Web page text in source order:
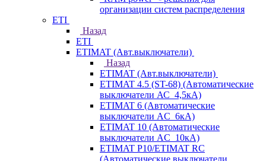
организации систем распределения
ETI
Назад
ETI
ETIMAT (Авт.выключатели)
Назад
ETIMAT (Авт.выключатели)
ETIMAT 4.5 (ST-68) (Автоматические
выключатели АС_4,5кА)
ETIMAT 6 (Автоматические
выключатели AC_6кА)
ETIMAT 10 (Автоматические
выключатели AC_10кА)
ETIMAT P10/ETIMAT RC
(Автоматические выключатели